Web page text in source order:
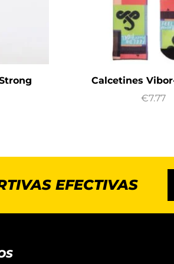
Calcetines
€7.77
EFECTIVAS